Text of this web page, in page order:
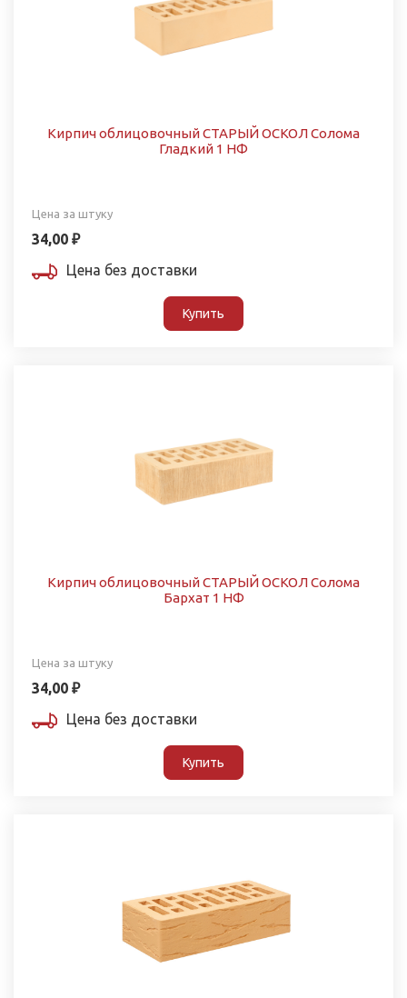
Кирпич облицовочный СТАРЫЙ ОСКОЛ Солома
Гладкий 1 НФ
Цена за штуку
34,00 ₽
Цена без доставки
Купить
Кирпич облицовочный СТАРЫЙ ОСКОЛ Солома
Бархат 1 НФ
Цена за штуку
34,00 ₽
Цена без доставки
Купить